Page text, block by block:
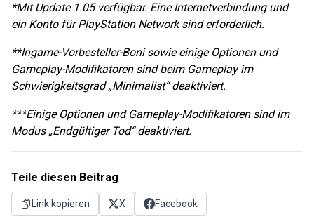
*Mit Update 1.05 verfügbar. Eine Internetverbindung und
ein Konto für PlayStation Network sind erforderlich.
**Ingame-Vorbesteller-Boni sowie einige Optionen und
Gameplay-Modifikatoren sind beim Gameplay im
Schwierigkeitsgrad „Minimalist“ deaktiviert.
***Einige Optionen und Gameplay-Modifikatoren sind im
Modus „Endgültiger Tod“ deaktiviert.
Teile diesen Beitrag
Link kopieren X Facebook